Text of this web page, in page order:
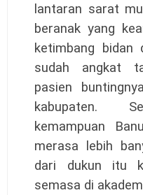
lantaran sarat
beranak yang
ketimbang bidan
sudah angkat
pasien
kabupaten.
kemampuan
merasa lebih
dari dukun itu
semasa di